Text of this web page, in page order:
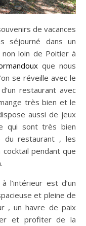
séjourné dans un
loin de Poitier à
que nous
se réveille avec le
restaurant avec
très bien et le
aussi de jeux
qui sont très bien
du restaurant , les
pendant que
l’intérieur est d’un
et pleine de
, un havre de paix
et profiter de la